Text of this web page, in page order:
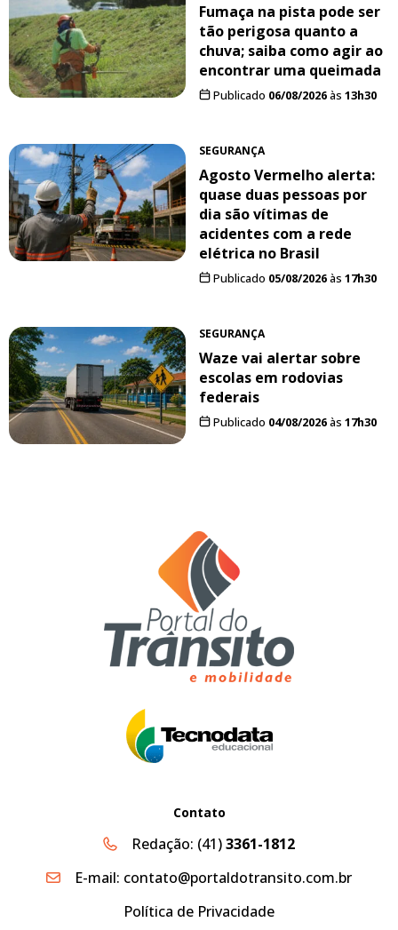
Fumaça na pista pode ser
tão perigosa quanto a
chuva; saiba como agir ao
encontrar uma queimada
Publicado 06/08/2026às 13h30
SEGURANÇA
Agosto Vermelho alerta:
quase duas pessoas por
dia são vítimas de
acidentes com a rede
elétrica no Brasil
Publicado 05/08/2026às 17h30
SEGURANÇA
Waze vai alertar sobre
escolas em rodovias
federais
Publicado 04/08/2026às 17h30
Contato
Redação: (41)3361-1812
E-mail: contato@portaldotransito.com.br
Política de Privacidade